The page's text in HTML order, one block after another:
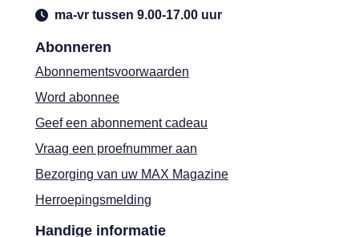
Abonneren
Abonnementsvoorwaarden
Word abonnee
Geef een abonnement cadeau
Vraag een proefnummer aan
Bezorging van uw MAX Magazine
Herroepingsmelding
Handige informatie
ma-vr tussen 9.00-17.00 uur